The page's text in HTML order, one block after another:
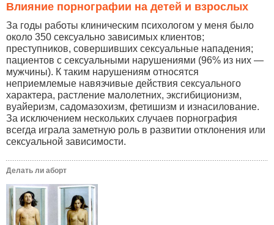
Влияние порнографии на детей и взрослых
За годы работы клиническим психологом у меня было
около 350 сексуально зависимых клиентов;
преступников, совершивших сексуальные нападения;
пациентов с сексуальными нарушениями (96% из них —
мужчины). К таким нарушениям относятся
неприемлемые навязчивые действия сексуального
характера, растление малолетних, эксгибиционизм,
вуайеризм, садомазохизм, фетишизм и изнасилование.
За исключением нескольких случаев порнография
всегда играла заметную роль в развитии отклонения или
сексуальной зависимости.
Делать ли аборт